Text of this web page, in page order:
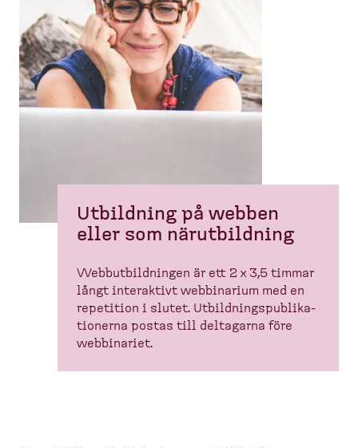
Utbildning på webben
eller som närutbildning
Webbut­bild­ningen är ett 2 x 3,5 timmar
långt interaktivt webbinarium med en
repetition i slutet. Utbild­nings­publi­ka­
tionerna postas till deltagarna före
webbinariet.